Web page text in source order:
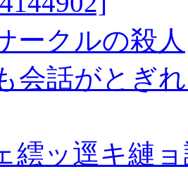
ークルの殺人
会話がとぎ
繧ッ逕キ縺